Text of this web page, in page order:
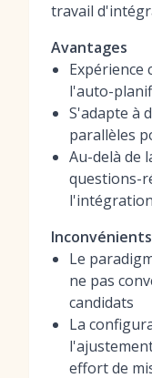
travail
Avantages
Expérience
l'auto-
S'adapte à
parallèles
Au-delà de
questions-
l'intégration
Inconvénients
Le
ne pas
candidats
La
effort de